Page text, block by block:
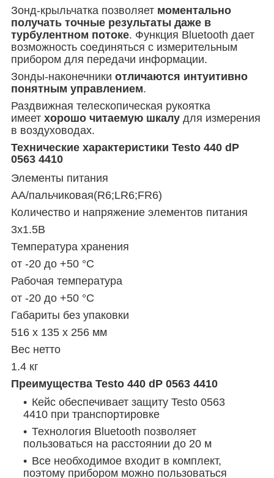
Зонд-крыльчатка позволяет моментально
получать точные результаты даже в
турбулентном потоке. Функция Bluetooth дает
возможность соединяться с измерительным
прибором для передачи информации.
Зонды-наконечники отличаются интуитивно
понятным управлением.
Раздвижная телескопическая рукоятка
имеет хорошо читаемую шкалу для измерения
в воздуховодах.
Технические характеристики Testo 440 dP
0563 4410
Элементы питания
AA/пальчиковая(R6;LR6;FR6)
Количество и напряжение элементов питания
3х1.5B
Температура хранения
от -20 до +50 °С
Рабочая температура
от -20 до +50 °С
Габариты без упаковки
516 x 135 x 256 мм
Вес нетто
1.4 кг
Преимущества Testo 440 dP 0563 4410
Кейс обеспечивает защиту Testo 0563
4410 при транспортировке
Технология Bluetooth позволяет
пользоваться на расстоянии до 20 м
Все необходимое входит в комплект,
поэтому прибором можно пользоваться